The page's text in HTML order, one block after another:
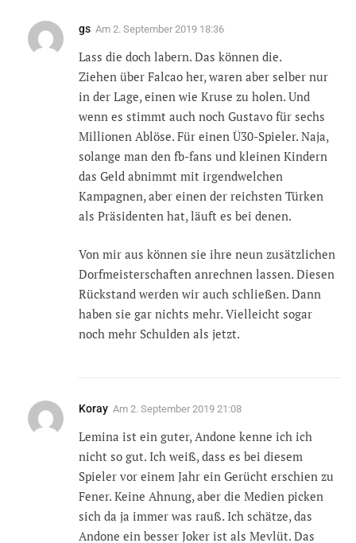
gs Am 2. September 2019 18:36
Lass die doch labern. Das können die.
Ziehen über Falcao her, waren aber selber nur
in der Lage, einen wie Kruse zu holen. Und
wenn es stimmt auch noch Gustavo für sechs
Millionen Ablöse. Für einen Ü30-Spieler. Naja,
solange man den fb-fans und kleinen Kindern
das Geld abnimmt mit irgendwelchen
Kampagnen, aber einen der reichsten Türken
als Präsidenten hat, läuft es bei denen.
Von mir aus können sie ihre neun zusätzlichen
Dorfmeisterschaften anrechnen lassen. Diesen
Rückstand werden wir auch schließen. Dann
haben sie gar nichts mehr. Vielleicht sogar
noch mehr Schulden als jetzt.
Koray Am 2. September 2019 21:08
Lemina ist ein guter, Andone kenne ich ich
nicht so gut. Ich weiß, dass es bei diesem
Spieler vor einem Jahr ein Gerücht erschien zu
Fener. Keine Ahnung, aber die Medien picken
sich da ja immer was rauß. Ich schätze, das
Andone ein besser Joker ist als Mevlüt. Das